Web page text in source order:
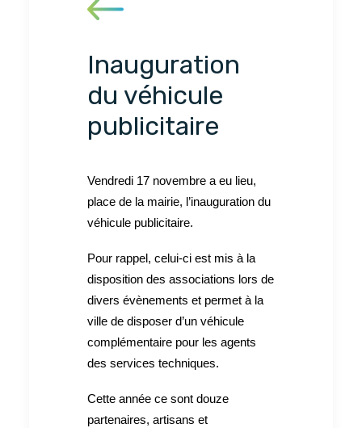
Inauguration
du véhicule
publicitaire
Vendredi 17 novembre a eu lieu,
place de la mairie, l’inauguration du
véhicule publicitaire.
Pour rappel, celui-ci est mis à la
disposition des associations lors de
divers évènements et permet à la
ville de disposer d’un véhicule
complémentaire pour les agents
des services techniques.
Cette année ce sont douze
partenaires, artisans et